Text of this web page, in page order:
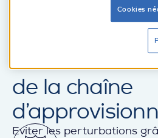
Vos
une gestion
etélaborée
de la chaîne
Eviter les perturbations
Cookies